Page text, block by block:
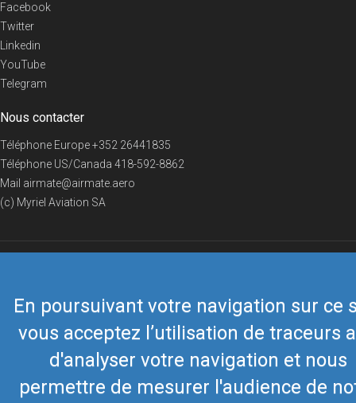
En poursuivant votre navigation sur ce
vous acceptez l’utilisation de traceurs
d'analyser votre navigation et nous
permettre de mesurer l'audience de
Facebook
Twitter
Linkedin
YouTube
Telegram
Nous contacter
Téléphone Europe+352 26441835
Téléphone US/Canada 418-592-8862
Mail airmate@airmate.aero
(c) Myriel Aviation SA